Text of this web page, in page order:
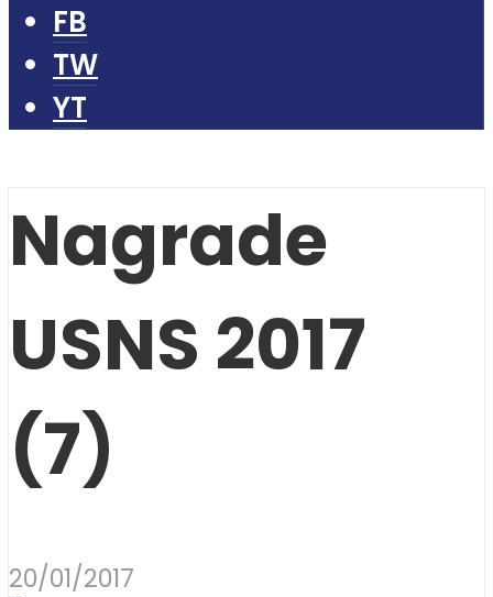
FB
TW
YT
Nagrade
USNS 2017
(7)
20/01/2017